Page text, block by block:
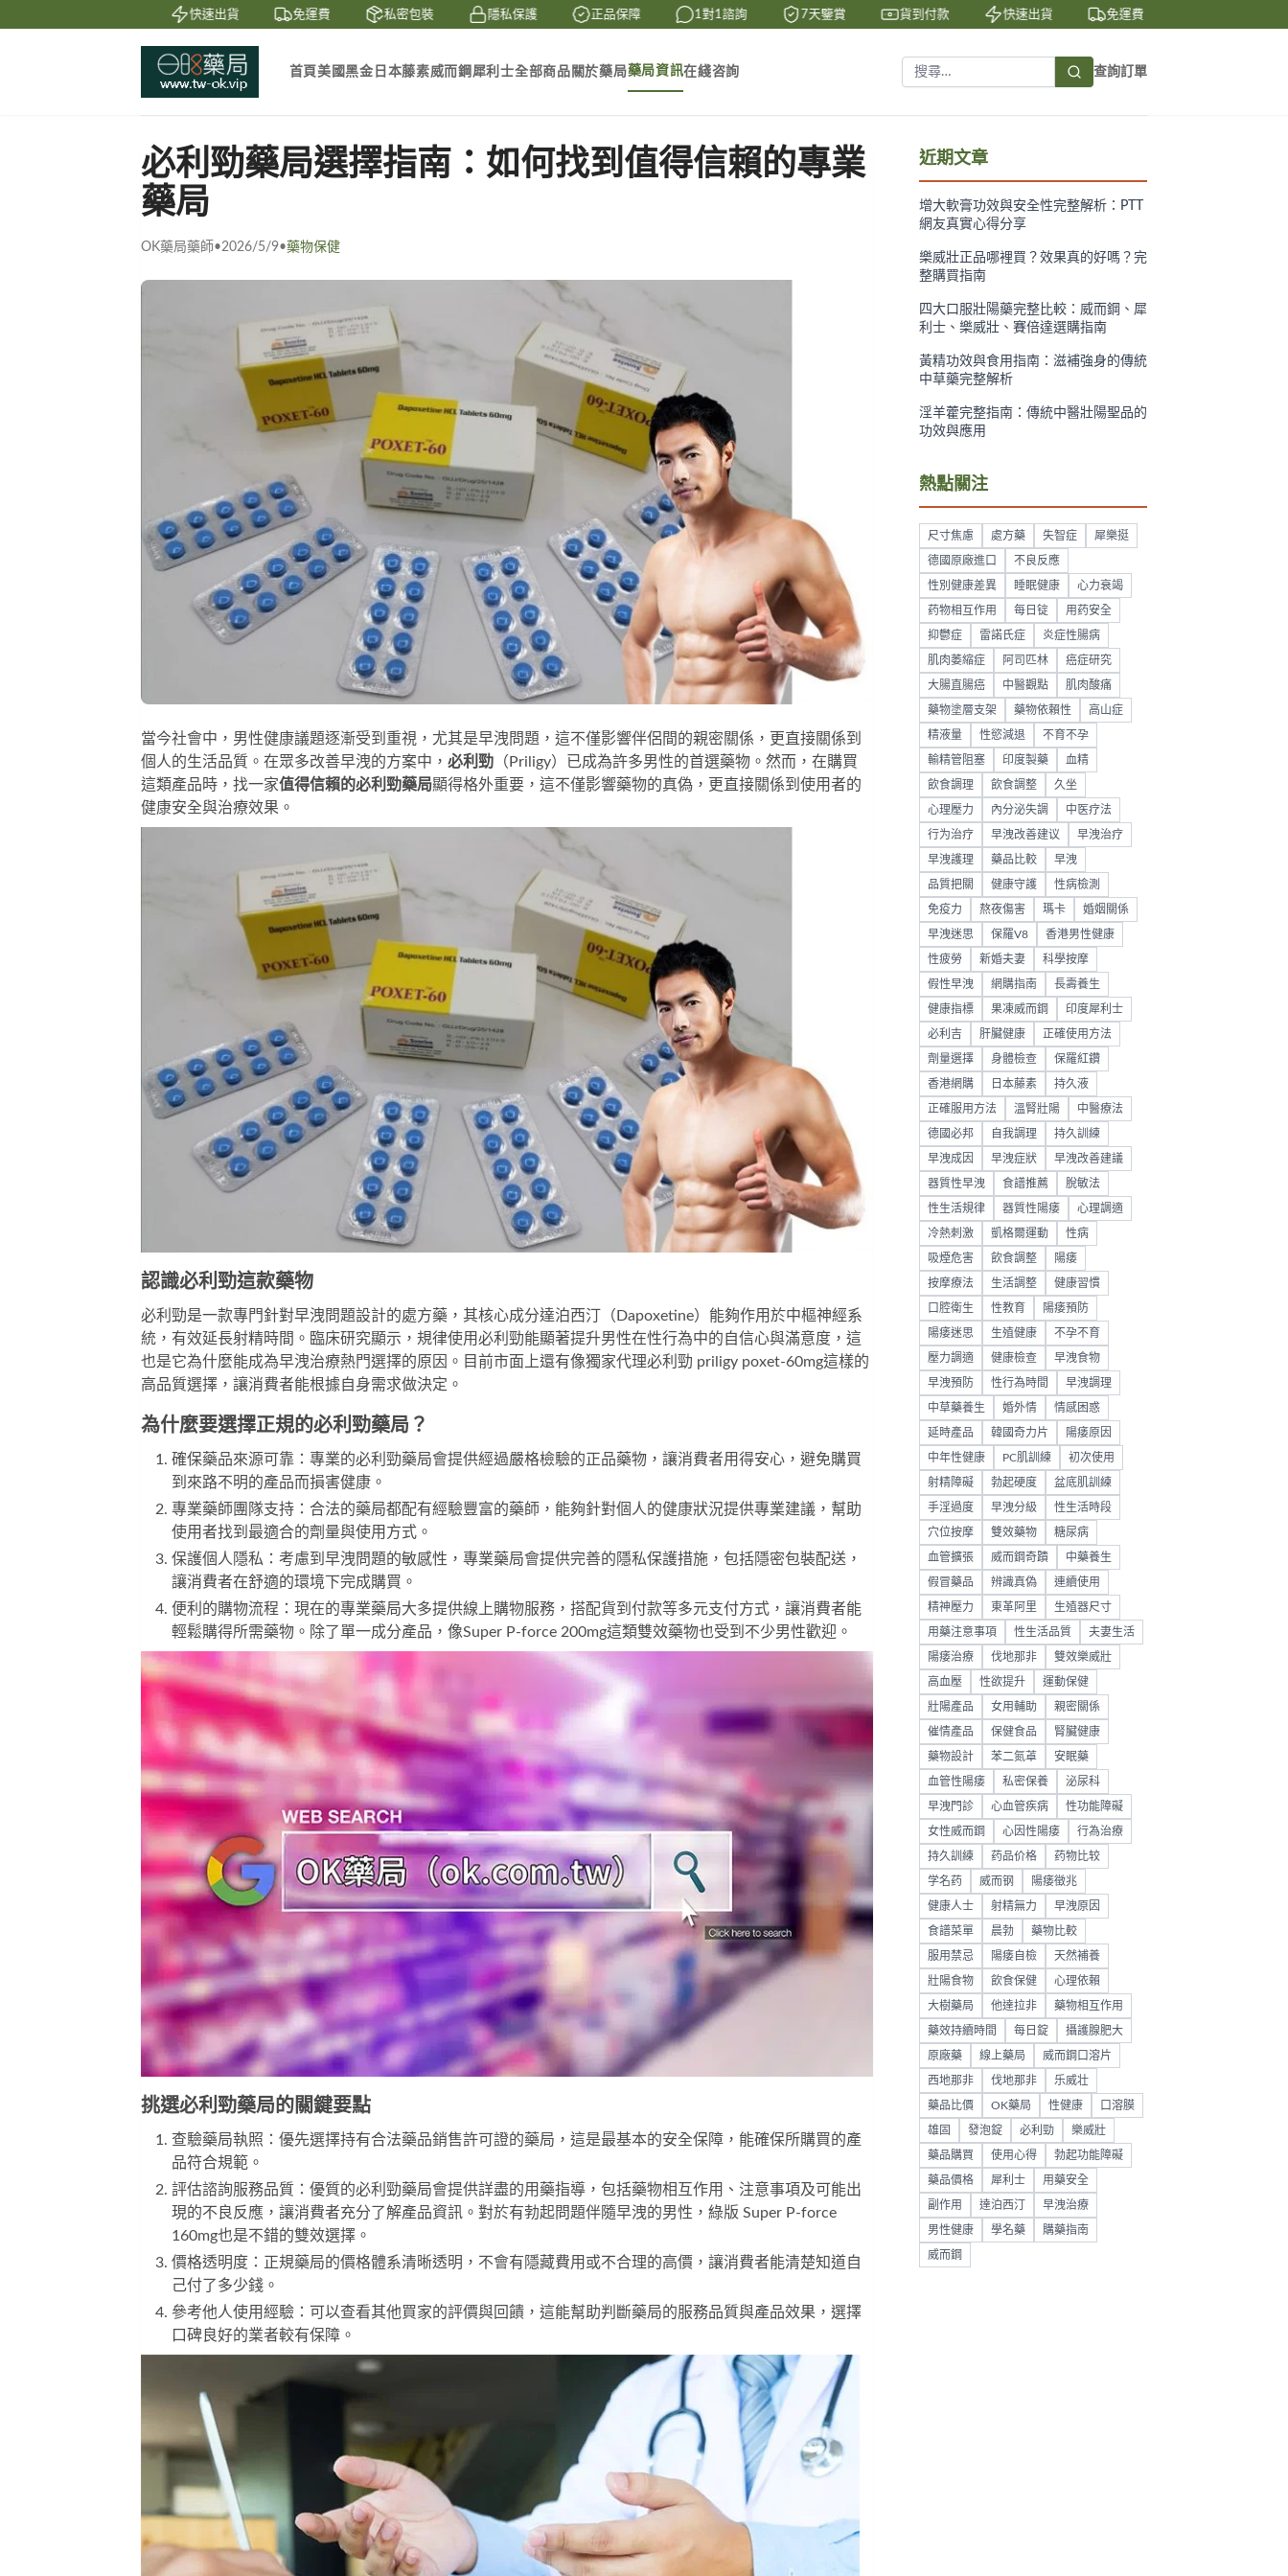
快速出貨 免運費 私密包裝 隱私保護 正品保障 1對1諮詢 7天鑒賞 貨到付款 快速出貨 免運費
首頁美國黑金 日本藤素威而鋼 犀利士全部商品 關於藥局藥局資訊在綫咨詢 查詢訂單
必利勁藥局選擇指南：如何找到值得信賴的專業
藥局
OK藥局藥師•2026/5/9•藥物保健
當今社會中，男性健康議題逐漸受到重視，尤其是早洩問題，這不僅影響伴侶間的親密關係，更直接關係到
個人的生活品質。在眾多改善早洩的方案中， 必利勁 （Priligy）已成為許多男性的首選藥物。然而，在購買
這類產品時，找一家值得信賴的必利勁藥局顯得格外重要，這不僅影響藥物的真偽，更直接關係到使用者的
健康安全與治療效果。
認識必利勁這款藥物
必利勁是一款專門針對早洩問題設計的處方藥，其核心成分達泊西汀（Dapoxetine）能夠作用於中樞神經系
統，有效延長射精時間。臨床研究顯示，規律使用必利勁能顯著提升男性在性行為中的自信心與滿意度，這
也是它為什麼能成為早洩治療熱門選擇的原因。目前市面上還有像獨家代理必利勁 priligy poxet-60mg這樣的
高品質選擇，讓消費者能根據自身需求做決定。
為什麼要選擇正規的必利勁藥局？
確保藥品來源可靠：專業的必利勁藥局會提供經過嚴格檢驗的正品藥物，讓消費者用得安心，避免購買
到來路不明的產品而損害健康。
專業藥師團隊支持：合法的藥局都配有經驗豐富的藥師，能夠針對個人的健康狀況提供專業建議，幫助
使用者找到最適合的劑量與使用方式。
保護個人隱私：考慮到早洩問題的敏感性，專業藥局會提供完善的隱私保護措施，包括隱密包裝配送，
讓消費者在舒適的環境下完成購買。
便利的購物流程：現在的專業藥局大多提供線上購物服務，搭配貨到付款等多元支付方式，讓消費者能
輕鬆購得所需藥物。除了單一成分產品，像Super P-force 200mg這類雙效藥物也受到不少男性歡迎。
挑選必利勁藥局的關鍵要點
查驗藥局執照：優先選擇持有合法藥品銷售許可證的藥局，這是最基本的安全保障，能確保所購買的產
品符合規範。
評估諮詢服務品質：優質的必利勁藥局會提供詳盡的用藥指導，包括藥物相互作用、注意事項及可能出
現的不良反應，讓消費者充分了解產品資訊。對於有勃起問題伴隨早洩的男性， 綠版 Super P-force
160mg也是不錯的雙效選擇。
價格透明度：正規藥局的價格體系清晰透明，不會有隱藏費用或不合理的高價，讓消費者能清楚知道自
己付了多少錢。
參考他人使用經驗：可以查看其他買家的評價與回饋，這能幫助判斷藥局的服務品質與產品效果，選擇
口碑良好的業者較有保障。
近期文章
增大軟膏功效與安全性完整解析：PTT
網友真實心得分享
樂威壯正品哪裡買？效果真的好嗎？完
整購買指南
四大口服壯陽藥完整比較：威而鋼、犀
利士、樂威壯、賽倍達選購指南
黃精功效與食用指南：滋補強身的傳統
中草藥完整解析
淫羊藿完整指南：傳統中醫壯陽聖品的
功效與應用
熱點關注
尺寸焦慮 處方藥 失智症 犀樂挺
德國原廠進口 不良反應
性別健康差異 睡眠健康 心力衰竭
药物相互作用 每日锭 用药安全
抑鬱症 雷諾氏症 炎症性腸病
肌肉萎縮症 阿司匹林 癌症研究
大腸直腸癌 中醫觀點 肌肉酸痛
藥物塗層支架 藥物依賴性 高山症
精液量 性慾減退 不育不孕
輸精管阻塞 印度製藥 血精
飲食調理 飲食調整 久坐
心理壓力 內分泌失調 中医疗法
行为治疗 早洩改善建议 早洩治疗
早洩護理 藥品比較 早洩
品質把關 健康守護 性病檢測
免疫力 熬夜傷害 瑪卡 婚姻關係
早洩迷思 保羅V8 香港男性健康
性疲勞 新婚夫妻 科學按摩
假性早洩 網購指南 長壽養生
健康指標 果凍威而鋼 印度犀利士
必利吉 肝臟健康 正確使用方法
劑量選擇 身體檢查 保羅紅鑽
香港網購 日本藤素 持久液
正確服用方法 溫腎壯陽 中醫療法
德國必邦 自我調理 持久訓練
早洩成因 早洩症狀 早洩改善建議
器質性早洩 食譜推薦 脫敏法
性生活規律 器質性陽痿 心理調適
冷熱刺激 凱格爾運動 性病
吸煙危害 飲食調整 陽痿
按摩療法 生活調整 健康習慣
口腔衛生 性教育 陽痿預防
陽痿迷思 生殖健康 不孕不育
壓力調適 健康檢查 早洩食物
早洩預防 性行為時間 早洩調理
中草藥養生 婚外情 情感困惑
延時產品 韓國奇力片 陽痿原因
中年性健康 PC肌訓練 初次使用
射精障礙 勃起硬度 盆底肌訓練
手淫過度 早洩分級 性生活時段
穴位按摩 雙效藥物 糖尿病
血管擴張 威而鋼奇蹟 中藥養生
假冒藥品 辨識真偽 連續使用
精神壓力 東革阿里 生殖器尺寸
用藥注意事項 性生活品質 夫妻生活
陽痿治療 伐地那非 雙效樂威壯
高血壓 性欲提升 運動保健
壯陽產品 女用輔助 親密關係
催情產品 保健食品 腎臟健康
藥物設計 苯二氮䓬 安眠藥
血管性陽痿 私密保養 泌尿科
早洩門診 心血管疾病 性功能障礙
女性威而鋼 心因性陽痿 行為治療
持久訓練 药品价格 药物比较
学名药 威而钢 陽痿徵兆
健康人士 射精無力 早洩原因
食譜菜單 晨勃 藥物比較
服用禁忌 陽痿自檢 天然補養
壯陽食物 飲食保健 心理依賴
大樹藥局 他達拉非 藥物相互作用
藥效持續時間 每日錠 攝護腺肥大
原廠藥 線上藥局 威而鋼口溶片
西地那非 伐地那非 乐威壮
藥品比價 OK藥局 性健康 口溶膜
雄固 發泡錠 必利勁 樂威壯
藥品購買 使用心得 勃起功能障礙
藥品價格 犀利士 用藥安全
副作用 達泊西汀 早洩治療
男性健康 學名藥 購藥指南
威而鋼